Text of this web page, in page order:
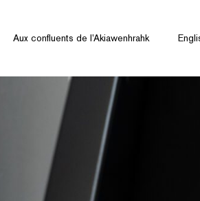
Aux confluents de l’Akiawenhrahk